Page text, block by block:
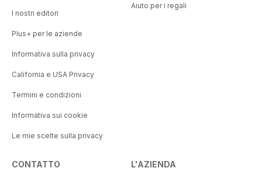
I nostri editori
Plus+ per le aziende
Informativa sulla privacy
California e USA Privacy
Termini e condizioni
Informativa sui cookie
Le mie scelte sulla privacy
Aiuto per i regali
CONTATTO L'AZIENDA